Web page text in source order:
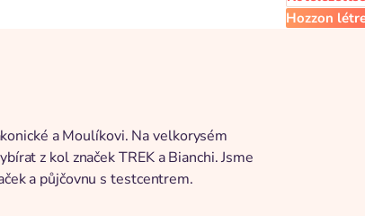
Hozzon
a Moulíkovi. Na velkorysém
z kol značek TREK a Bianchi. Jsme
a půjčovnu s testcentrem.